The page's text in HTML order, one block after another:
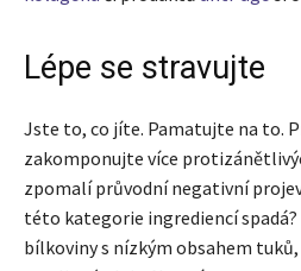
Lépe se stravujte
Jste to, co jíte. Pamatujte na to.
zakomponujte více
zpomalí průvodní negativní
této kategorie ingrediencí
bílkoviny s nízkým obsahem